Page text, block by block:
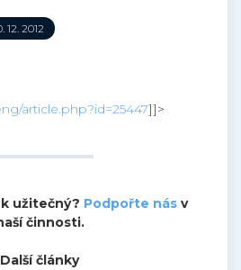
12. 2012
article.php?id=25447]]>
užitečný? Podpořte násv
činnosti.
Další články